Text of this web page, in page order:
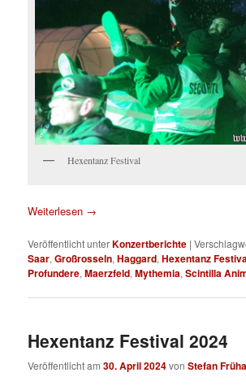
Hexentanz Festival
Weiterlesen →
Veröffentlicht unterKonzertberichte |
Saar,Großrosseln,Haggard,Hexentanz
Profundere,Maerzfeld,Mythemia,Scintilla
Hexentanz Festival 2024
Veröffentlicht am30. April 2024vonStefan